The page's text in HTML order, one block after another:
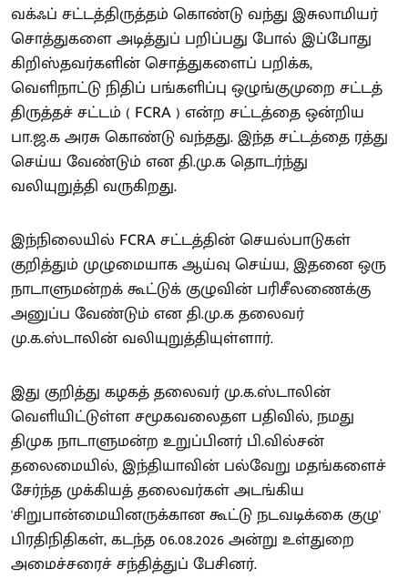
வக்ஃப் சட்டத்திருத்தம் கொண்டு வந்து இசுலாமியர்
சொத்துகளை அடித்துப் பறிப்பது போல் இப்போது
கிறிஸ்தவர்களின் சொத்துகளைப் பறிக்க,
வெளிநாட்டு நிதிப் பங்களிப்பு ஒழுங்குமுறை சட்டத்
திருத்தச் சட்டம் ( FCRA ) என்ற சட்டத்தை ஒன்றிய
பா.ஜ.க அரசு கொண்டு வந்தது. இந்த சட்டத்தை ரத்து
செய்ய வேண்டும் என தி.மு.க தொடர்ந்து
வலியுறுத்தி வருகிறது.
இந்நிலையில் FCRA சட்டத்தின் செயல்பாடுகள்
குறித்தும் முழுமையாக ஆய்வு செய்ய, இதனை ஒரு
நாடாளுமன்றக் கூட்டுக் குழுவின் பரிசீலணைக்கு
அனுப்ப வேண்டும் என தி.மு.க தலைவர்
மு.க.ஸ்டாலின் வலியுறுத்தியுள்ளார்.
இது குறித்து கழகத் தலைவர் மு.க.ஸ்டாலின்
வெளியிட்டுள்ள சமூகவலைதள பதிவில், நமது
திமுக நாடாளுமன்ற உறுப்பினர் பி.வில்சன்
தலைமையில், இந்தியாவின் பல்வேறு மதங்களைச்
சேர்ந்த முக்கியத் தலைவர்கள் அடங்கிய
'சிறுபான்மையினருக்கான கூட்டு நடவடிக்கை குழு'
பிரதிநிதிகள், கடந்த 06.08.2026 அன்று உள்துறை
அமைச்சரைச் சந்தித்துப் பேசினர்.